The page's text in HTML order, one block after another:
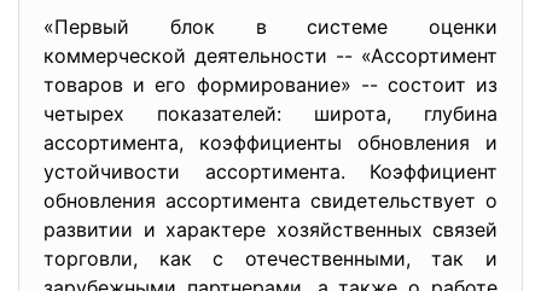
«Первый блок в системе оценки
коммерческой деятельности -- «Ассортимент
товаров и его формирование» -- состоит из
четырех показателей: широта, глубина
ассортимента, коэффициенты обновления и
устойчивости ассортимента. Коэффициент
обновления ассортимента свидетельствует о
развитии и характере хозяйственных связей
торговли, как с отечественными, так и